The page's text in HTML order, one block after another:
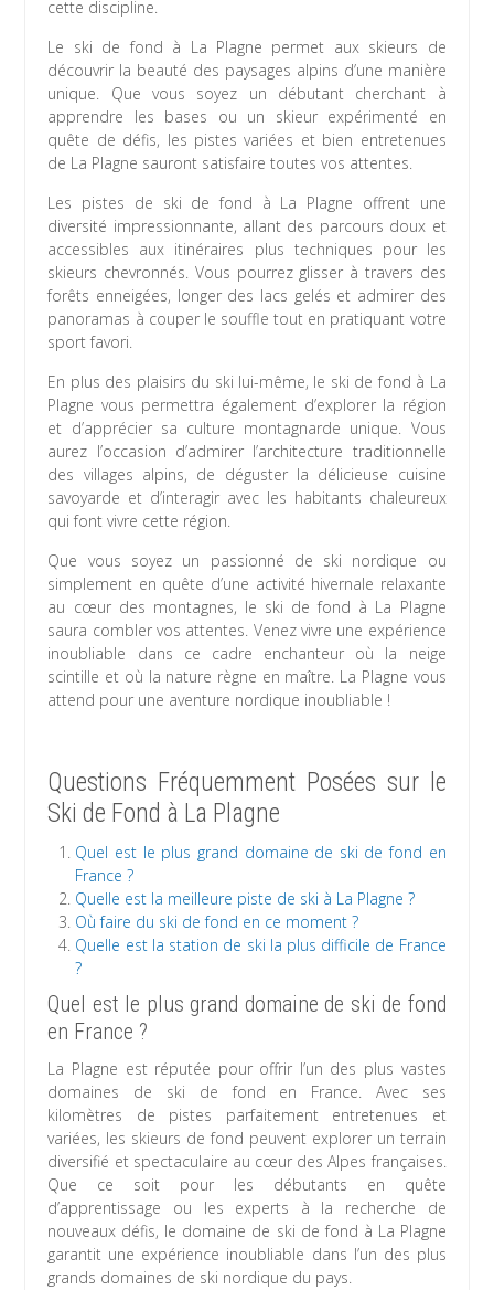
cette discipline.
Le ski de fond à La Plagne permet aux skieurs de
découvrir la beauté des paysages alpins d’une manière
unique. Que vous soyez un débutant cherchant à
apprendre les bases ou un skieur expérimenté en
quête de défis, les pistes variées et bien entretenues
de La Plagne sauront satisfaire toutes vos attentes.
Les pistes de ski de fond à La Plagne offrent une
diversité impressionnante, allant des parcours doux et
accessibles aux itinéraires plus techniques pour les
skieurs chevronnés. Vous pourrez glisser à travers des
forêts enneigées, longer des lacs gelés et admirer des
panoramas à couper le souffle tout en pratiquant votre
sport favori.
En plus des plaisirs du ski lui-même, le ski de fond à La
Plagne vous permettra également d’explorer la région
et d’apprécier sa culture montagnarde unique. Vous
aurez l’occasion d’admirer l’architecture traditionnelle
des villages alpins, de déguster la délicieuse cuisine
savoyarde et d’interagir avec les habitants chaleureux
qui font vivre cette région.
Que vous soyez un passionné de ski nordique ou
simplement en quête d’une activité hivernale relaxante
au cœur des montagnes, le ski de fond à La Plagne
saura combler vos attentes. Venez vivre une expérience
inoubliable dans ce cadre enchanteur où la neige
scintille et où la nature règne en maître. La Plagne vous
attend pour une aventure nordique inoubliable !
Questions Fréquemment Posées sur le
Ski de Fond à La Plagne
Quel est le plus grand domaine de ski de fond en
France ?
Quelle est la meilleure piste de ski à La Plagne ?
Où faire du ski de fond en ce moment ?
Quelle est la station de ski la plus difficile de France
?
Quel est le plus grand domaine de ski de fond
en France ?
La Plagne est réputée pour offrir l’un des plus vastes
domaines de ski de fond en France. Avec ses
kilomètres de pistes parfaitement entretenues et
variées, les skieurs de fond peuvent explorer un terrain
diversifié et spectaculaire au cœur des Alpes françaises.
Que ce soit pour les débutants en quête
d’apprentissage ou les experts à la recherche de
nouveaux défis, le domaine de ski de fond à La Plagne
garantit une expérience inoubliable dans l’un des plus
grands domaines de ski nordique du pays.